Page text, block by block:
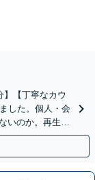
】【丁寧なカウ
した。個人・会
いのか。再生で